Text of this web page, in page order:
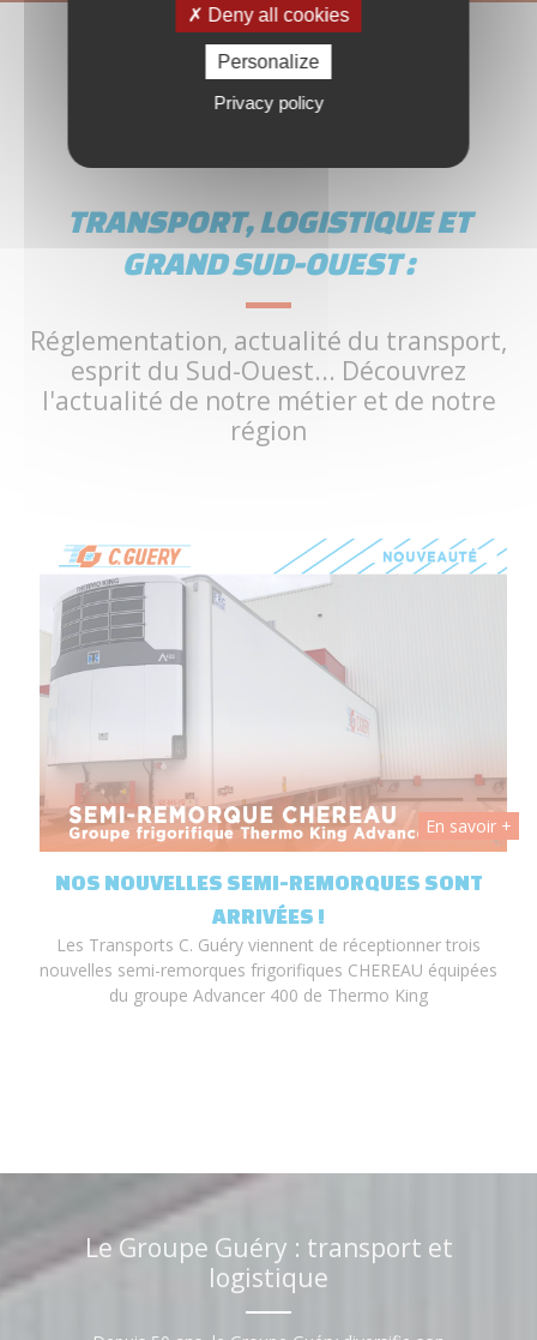
TRANSPORT, LOGISTIQUE ET
GRAND SUD-OUEST :
Réglementation, actualité du transport,
esprit du Sud-Ouest... Découvrez
l'actualité de notre métier et de notre
région
En savoir +
NOS NOUVELLES SEMI-REMORQUES SONT
ARRIVÉES !
Les Transports C. Guéry viennent de réceptionner trois
nouvelles semi-remorques frigorifiques CHEREAU équipées
du groupe Advancer 400 de Thermo King
Le Groupe Guéry : transport et
logistique
Deny all cookies
Personalize
Privacy policy